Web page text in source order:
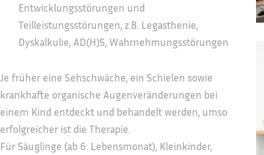
Entwicklungsstörungen und
Teilleistungsstörungen, z.B. Legasthenie,
Dyskalkulie, AD(H)S, Wahrnehmungsstörungen
Je früher eine Sehschwäche, ein Schielen sowie
krankhafte organische Augenveränderungen bei
einem Kind entdeckt und behandelt werden, umso
erfolgreicher ist die Therapie.
Für Säuglinge (ab 6. Lebensmonat), Kleinkinder,